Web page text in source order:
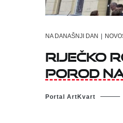
NA DANAŠNJI DAN
Riječko
porod
Portal ArtKvart